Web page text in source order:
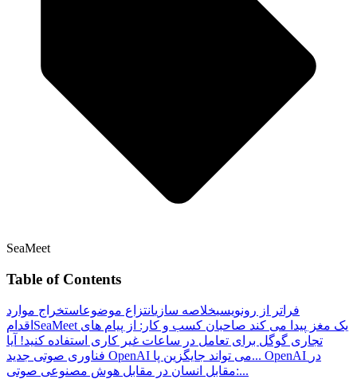
SeaMeet
Table of Contents
فراتر از رونویسیخلاصه سازیانتزاع موضوعاستخراج موارد
اقدام
SeaMeet یک مغز پیدا می کند صاحبان کسب و کار: از پیام های
تجاری گوگل برای تعامل در ساعات غیر کاری استفاده کنید! آیا
فناوری صوتی جدید OpenAI می تواند جایگزین پا... OpenAI در
مقابل انسان در مقابل هوش مصنوعی صوتی:...